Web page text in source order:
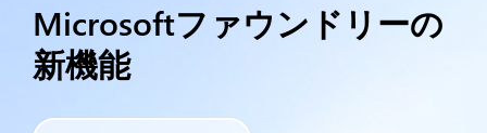
Microsoftファウンドリーの
新機能